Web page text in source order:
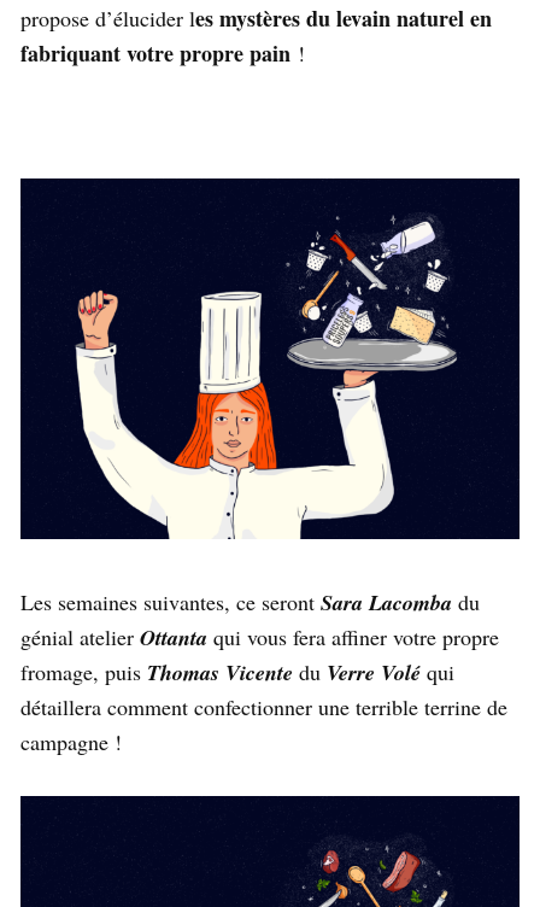
propose d’élucider les mystères du levain naturel en
fabriquant votre propre pain !
Les semaines suivantes, ce seront Sara Lacomba du
génial atelier Ottanta qui vous fera affiner votre propre
fromage, puis Thomas Vicente du Verre Volé qui
détaillera comment confectionner une terrible terrine de
campagne !